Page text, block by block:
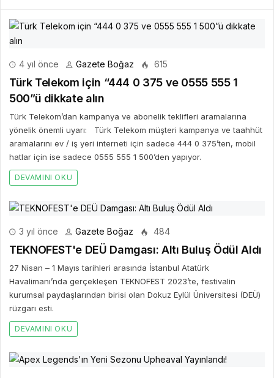
4 yıl önce Gazete Boğaz 615
Türk Telekom için “444 0 375 ve 0555 555 1
500”ü dikkate alın
Türk Telekom’dan kampanya ve abonelik teklifleri aramalarına
yönelik önemli uyarı: Türk Telekom müşteri kampanya ve taahhüt
aramalarını ev / iş yeri interneti için sadece 444 0 375’ten, mobil
hatlar için ise sadece 0555 555 1 500’den yapıyor.
DEVAMINI OKU
3 yıl önce Gazete Boğaz 484
TEKNOFEST'e DEÜ Damgası: Altı Buluş Ödül Aldı
27 Nisan – 1 Mayıs tarihleri arasında İstanbul Atatürk
Havalimanı’nda gerçekleşen TEKNOFEST 2023’te, festivalin
kurumsal paydaşlarından birisi olan Dokuz Eylül Üniversitesi (DEÜ)
rüzgarı esti.
DEVAMINI OKU